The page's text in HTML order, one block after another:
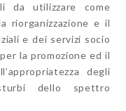
da utilizzare come
riorganizzazione e il
e dei servizi socio
la promozione ed il
degli
dello spettro